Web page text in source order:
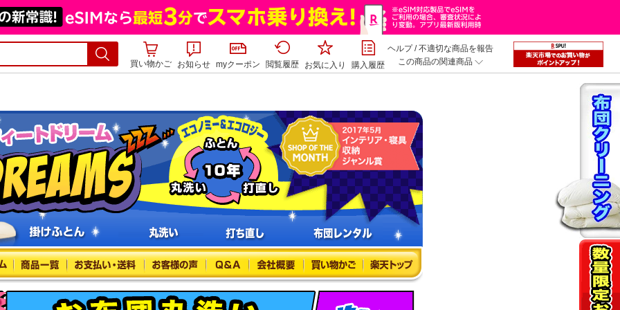
買い物かご お知らせ myクーポン 閲覧履歴 お気に入り 購入履歴
ヘルプ/不適切な商品を報告
この商品の関連商品